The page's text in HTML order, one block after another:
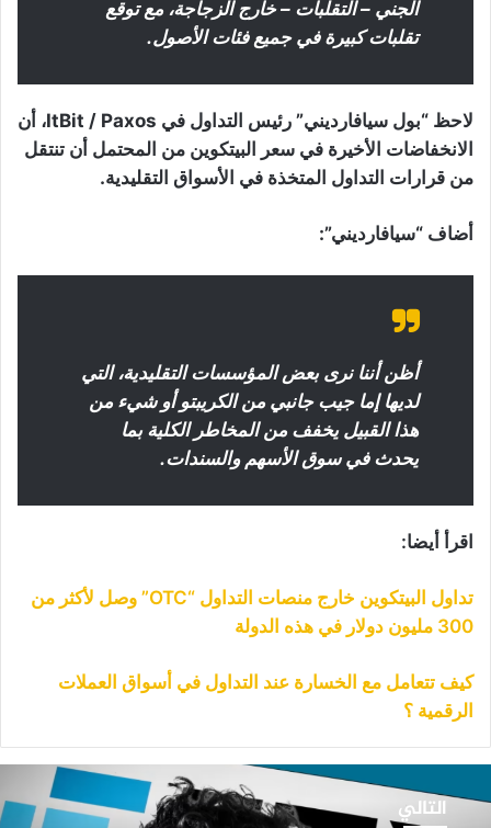
الجني – التقلبات – خارج الزجاجة، مع توقع
تقلبات كبيرة في جميع فئات الأصول.
لاحظ “بول سيافارديني” رئيس التداول في ItBit / Paxos، أن
الانخفاضات الأخيرة في سعر البيتكوين من المحتمل أن تنتقل
من قرارات التداول المتخذة في الأسواق التقليدية.
أضاف “سيافارديني”:
أظن أننا نرى بعض المؤسسات التقليدية، التي
لديها إما جيب جانبي من الكريبتو أو شيء من
هذا القبيل يخفف من المخاطر الكلية بما
يحدث في سوق الأسهم والسندات.
اقرأ أيضا:
تداول البيتكوين خارج منصات التداول “OTC” وصل لأكثر من
300 مليون دولار في هذه الدولة
كيف تتعامل مع الخسارة عند التداول في أسواق العملات
الرقمية ؟
التالي
منصة